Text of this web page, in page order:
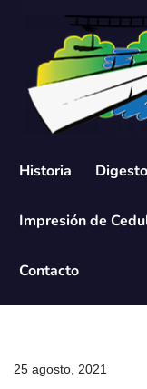
contenido
Historia
Impresión de
Contacto
25 agosto, 2021